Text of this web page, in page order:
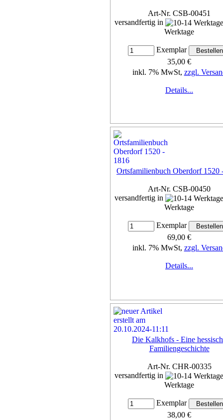
Art-Nr. CSB-00451
versandfertig in
Werktage
Exemplar
35,00 €
inkl. 7% MwSt, zzgl.
Details...
Ortsfamilienbuch Oberdorf 1520
Art-Nr. CSB-00450
versandfertig in
Werktage
Exemplar
69,00 €
inkl. 7% MwSt, zzgl.
Details...
Die Kalkhofs - Eine
Familiengeschichte
Art-Nr. CHR-00335
versandfertig in
Werktage
Exemplar
38,00 €